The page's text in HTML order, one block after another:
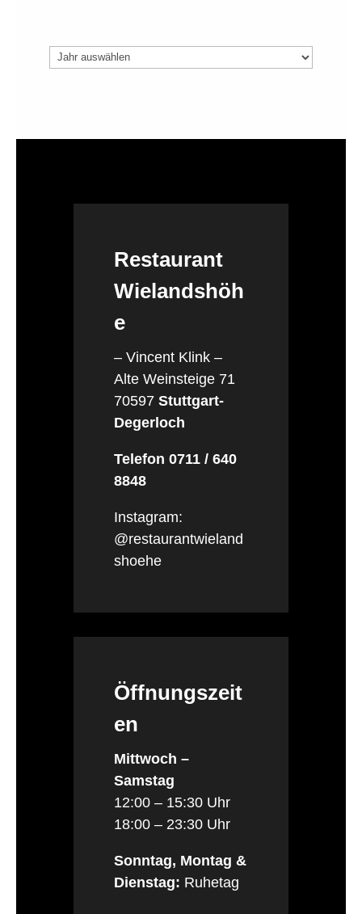
Archiv
Restaurant
Wielandshöh
e
– Vincent Klink –
Alte Weinsteige 71
70597 Stuttgart-
Degerloch
Telefon 0711 / 640
8848
Instagram:
@restaurantwieland
shoehe
Öffnungszeit
en
Mittwoch –
Samstag
12:00 – 15:30 Uhr
18:00 – 23:30 Uhr
Sonntag, Montag &
Dienstag: Ruhetag